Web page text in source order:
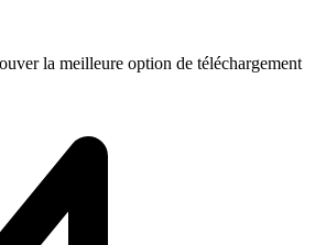
la meilleure option de téléchargement